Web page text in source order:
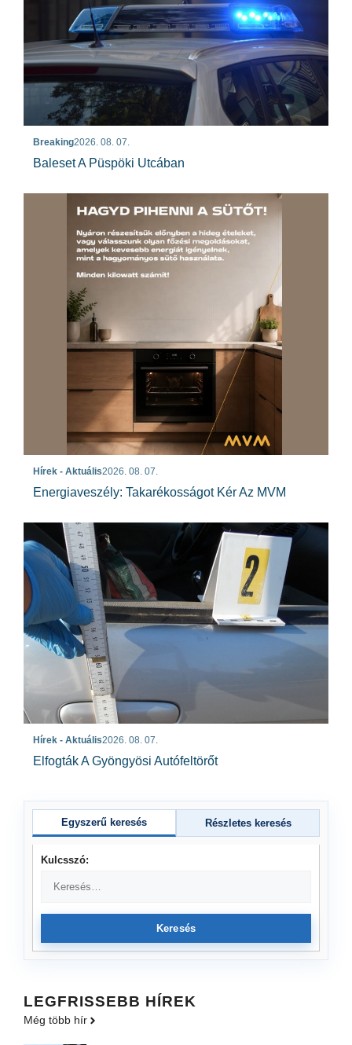
Breaking2026. 08. 07.
Baleset A Püspöki Utcában
Hírek - Aktuális2026. 08. 07.
Energiaveszély: Takarékosságot Kér Az MVM
Hírek - Aktuális2026. 08. 07.
Elfogták A Gyöngyösi Autófeltörőt
Egyszerű keresés Részletes keresés
Kulcsszó:
Keresés
LEGFRISSEBB HÍREK
Még több hír